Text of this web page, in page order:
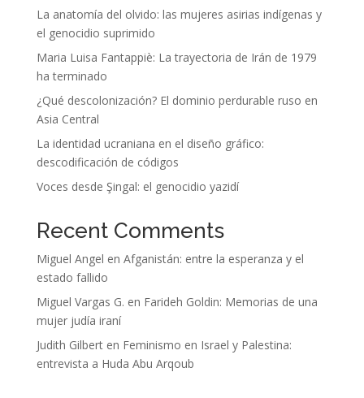
La anatomía del olvido: las mujeres asirias indígenas y
el genocidio suprimido
Maria Luisa Fantappiè: La trayectoria de Irán de 1979
ha terminado
¿Qué descolonización? El dominio perdurable ruso en
Asia Central
La identidad ucraniana en el diseño gráfico:
descodificación de códigos
Voces desde Şingal: el genocidio yazidí
Recent Comments
Miguel Angel en Afganistán: entre la esperanza y el
estado fallido
Miguel Vargas G. en Farideh Goldin: Memorias de una
mujer judía iraní
Judith Gilberten Feminismo en Israel y Palestina:
entrevista a Huda Abu Arqoub